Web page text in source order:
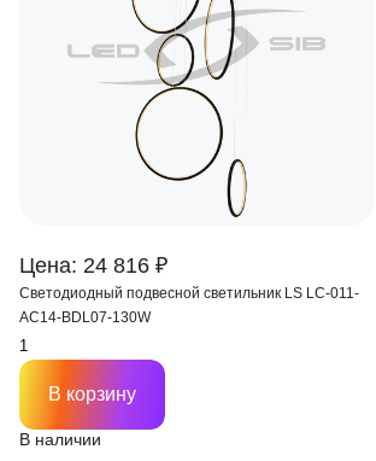
Цена: 24 816 ₽
Светодиодный подвесной светильник LS LC-011-
AC14-BDL07-130W
В наличии
В корзину